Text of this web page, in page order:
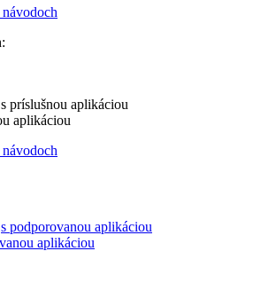
príslušnou aplikáciou
aplikáciou
s podporovanou aplikáciou
aplikáciou